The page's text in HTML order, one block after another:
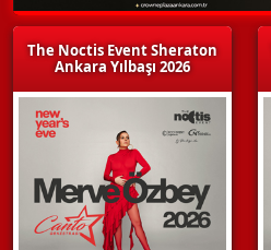
The Noctis Event Sheraton
Ankara Yılbaşı 2026